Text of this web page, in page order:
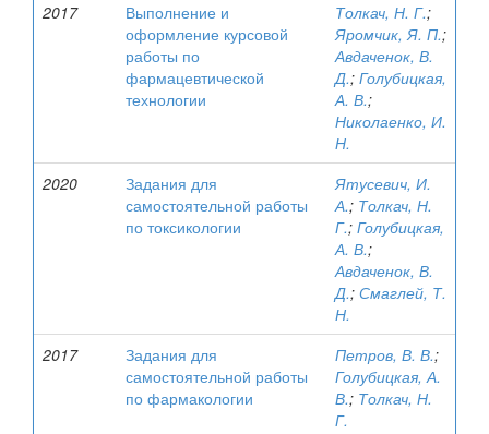
2017
Выполнение и
оформление курсовой
работы по
фармацевтической
технологии
Толкач, Н. Г.;
Яромчик, Я. П.;
Авдаченок, В.
Д.; Голубицкая,
А. В.;
Николаенко, И.
Н.
2020
Задания для
самостоятельной работы
по токсикологии
Ятусевич, И.
А.; Толкач, Н.
Г.; Голубицкая,
А. В.;
Авдаченок, В.
Д.; Смаглей, Т.
Н.
2017
Задания для
самостоятельной работы
по фармакологии
Петров, В. В.;
Голубицкая, А.
В.; Толкач, Н.
Г.